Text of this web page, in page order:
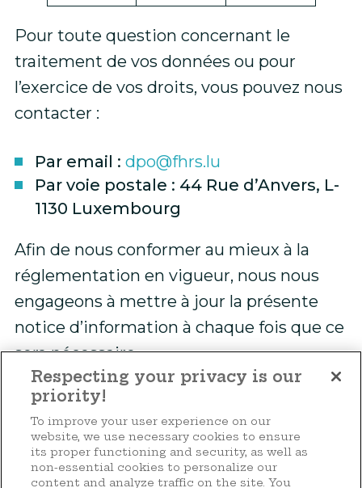
Faire un don
Pour toute question concernant le
traitement de vos données ou pour
l’exercice de vos droits, vous pouvez nous
contacter :
Par email : dpo@fhrs.lu
Par voie postale : 44 Rue d’Anvers, L-
1130 Luxembourg
Afin de nous conformer au mieux à la
réglementation en vigueur, nous nous
engageons à mettre à jour la présente
notice d’information à chaque fois que ce
sera nécessaire.
Respecting your privacy is our
priority!
To improve your user experience on our
website, we use necessary cookies to ensure
its proper functioning and security, as well as
non-essential cookies to personalize our
content and analyze traffic on the site. You